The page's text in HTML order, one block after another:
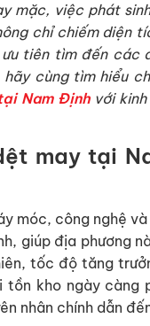
mặc, việc phát
chỉ chiếm diện
ưu tiên tìm đến
cùng tìm hiểu
Nam Địnhvới kinh
may tại
móc, công nghệ
giúp địa phương
tốc độ tăng
kho ngày càng
nhân chính dẫn